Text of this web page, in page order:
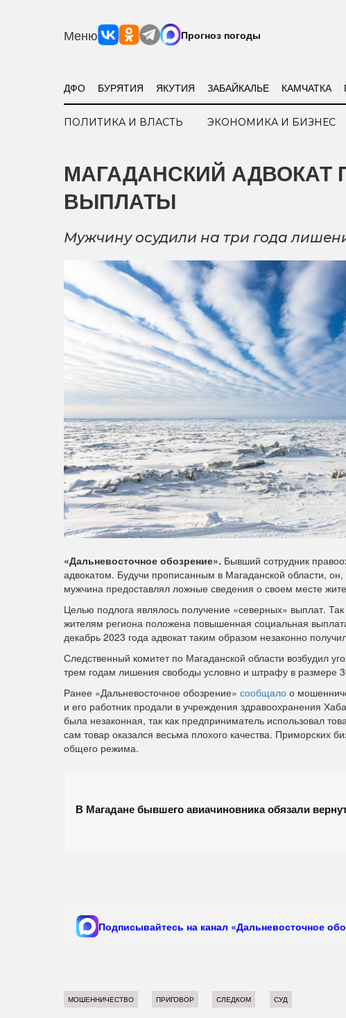
Меню Прогноз погоды
ДФО БУРЯТИЯ ЯКУТИЯ ЗАБАЙКАЛЬЕ КАМЧАТКА
ПОЛИТИКА И ВЛАСТЬ ЭКОНОМИКА И БИЗНЕС
МАГАДАНСКИЙ АДВОКАТ
ВЫПЛАТЫ
Мужчину осудили на три года
«Дальневосточное обозрение». Бывший сотрудник
адвокатом. Будучи прописанным в Магаданской области,
мужчина предоставлял ложные сведения о своем месте
Целью подлога являлось получение «северных» выплат.
жителям региона положена повышенная социальная
декабрь 2023 года адвокат таким образом незаконно
Следственный комитет по Магаданской области возбудил
трем годам лишения свободы условно и штрафу в размере
Ранее «Дальневосточное обозрение» сообщало о
и его работник продали в учреждения здравоохранения
была незаконная, так как предприниматель использовал
сам товар оказался весьма плохого качества. Приморских
общего режима.
В Магадане бывшего авиачиновника обязали
Подписывайтесь на канал «Дальневосточное
МОШЕННИЧЕСТВО ПРИГОВОР СЛЕДКОМ СУД